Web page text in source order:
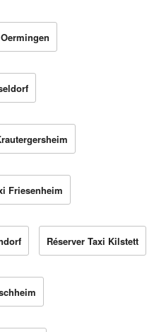
Friesenheim
Réserver Taxi Kilstett